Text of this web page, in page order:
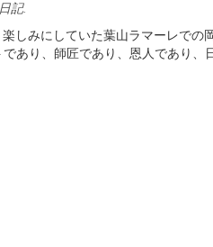
記.
しみにしていた葉山ラマーレでの
あり、師匠であり、恩人であり、